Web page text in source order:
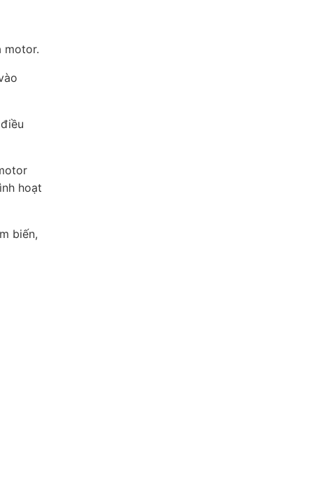
motor.
hoạt
biến,